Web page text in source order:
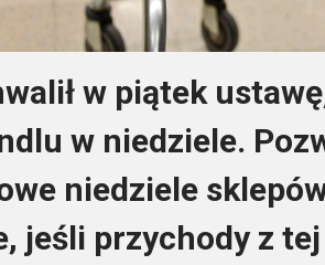
w piątek
w niedziele.
niedziele
jeśli przychody z